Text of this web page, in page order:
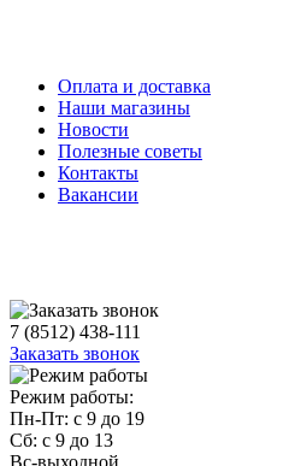
Оплата и доставка
Наши магазины
Новости
Полезные советы
Контакты
Вакансии
7 (8512) 438-111
Заказать звонок
Режим работы:
Пн-Пт: с 9 до 19
Сб: с 9 до 13
Вс-выходной